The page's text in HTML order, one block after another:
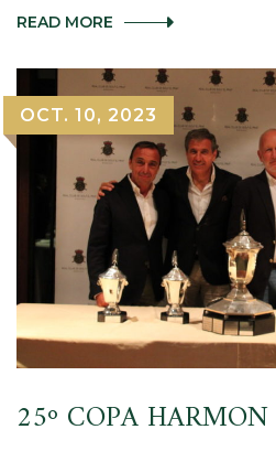
READ MORE EL
DE
GOLF
EL
PRAT
PRESENTE
EN
IGTM
2023
OCT. 10, 2023
25º COPA HARMON